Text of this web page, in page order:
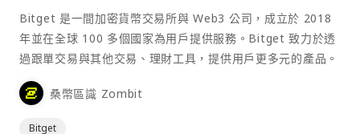
Bitget 是一間加密貨幣交易所與 Web3 公司，成立於 2018
年並在全球 100 多個國家為用戶提供服務。Bitget 致力於透
過跟單交易與其他交易、理財工具，提供用戶更多元的產品。
桑幣區識 Zombit
Bitget